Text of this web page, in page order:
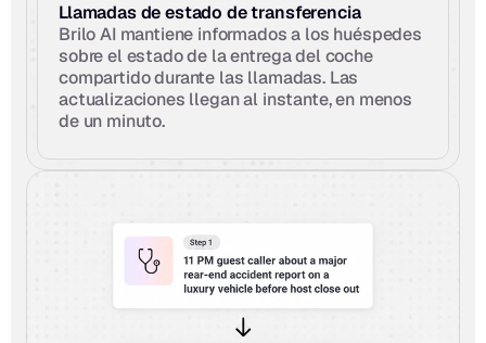
Llamadas de estado de transferencia
Brilo AI mantiene informados a los huéspedes
sobre el estado de la entrega del coche
compartido durante las llamadas. Las
actualizaciones llegan al instante, en menos
de un minuto.